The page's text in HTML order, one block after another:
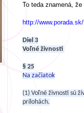
To teda znamená,
http://
Diel 3
Voľné živnosti
§ 25
Na začiatok
(1) Voľné živnosti sú
prílohách.